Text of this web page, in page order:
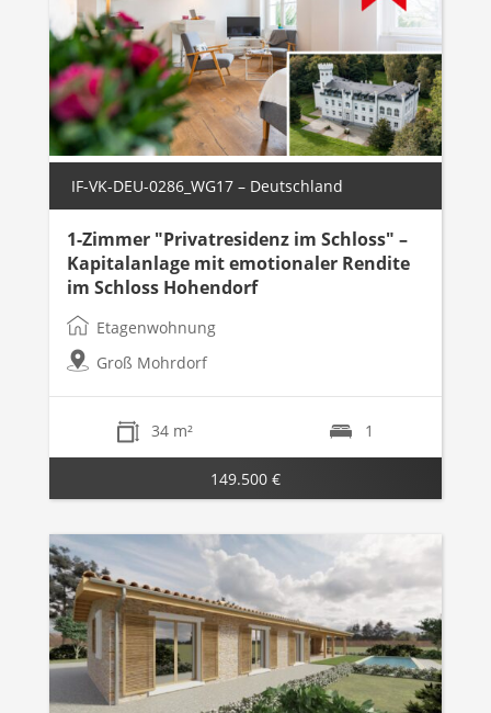
IF-VK-DEU-0286_WG17 – Deutschland
1-Zimmer "Privatresidenz im Schloss" –
Kapitalanlage mit emotionaler Rendite
im Schloss Hohendorf
Etagenwohnung
Groß Mohrdorf
34 m² 1
149.500 €